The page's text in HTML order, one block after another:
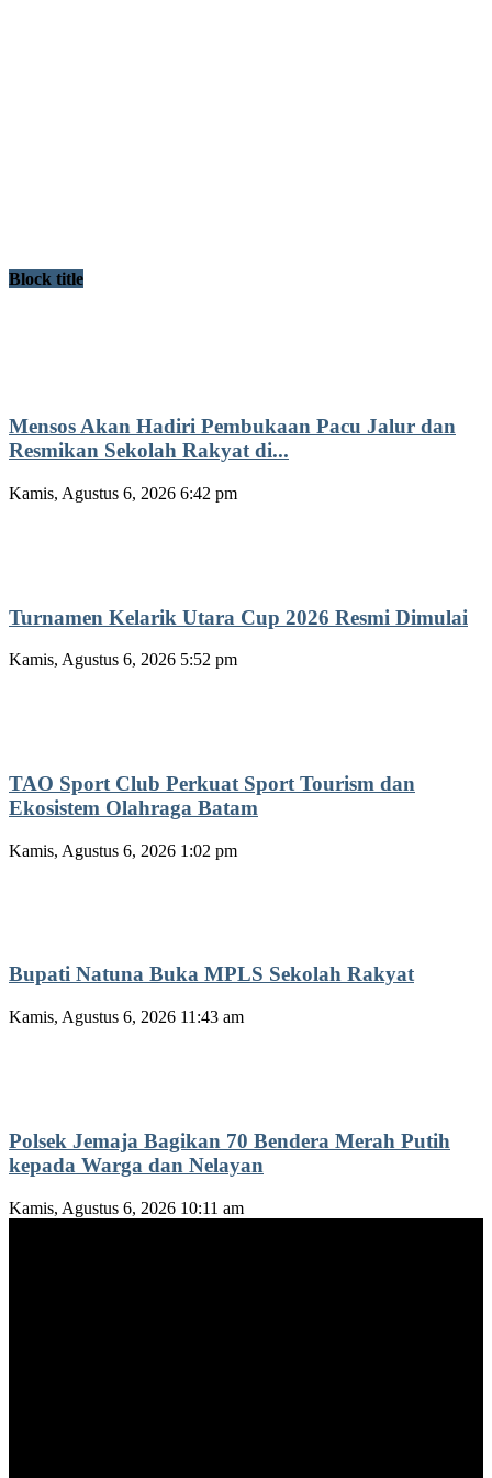
Block title
Mensos Akan Hadiri Pembukaan Pacu Jalur dan
Resmikan Sekolah Rakyat di...
Kamis, Agustus 6, 2026 6:42 pm
Turnamen Kelarik Utara Cup 2026 Resmi Dimulai
Kamis, Agustus 6, 2026 5:52 pm
TAO Sport Club Perkuat Sport Tourism dan
Ekosistem Olahraga Batam
Kamis, Agustus 6, 2026 1:02 pm
Bupati Natuna Buka MPLS Sekolah Rakyat
Kamis, Agustus 6, 2026 11:43 am
Polsek Jemaja Bagikan 70 Bendera Merah Putih
kepada Warga dan Nelayan
Kamis, Agustus 6, 2026 10:11 am